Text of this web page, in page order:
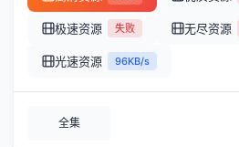
极速资源 失败 无尽资源
光速资源 96KB/s
全集